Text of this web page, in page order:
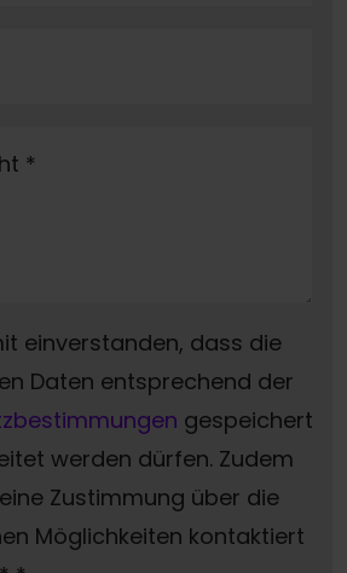
*
einverstanden, dass die
Daten entsprechend der
gespeichert
werden dürfen. Zudem
Zustimmung über die
Möglichkeiten kontaktiert